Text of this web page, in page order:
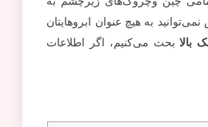
به هیچ عنوان ابروهایتان
بالابحث می‌کنیم، اگر اطلاعات